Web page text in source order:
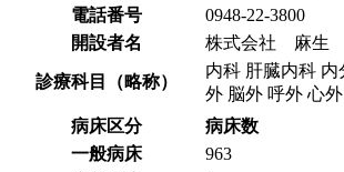
電話番号
0948-22-3800
開設者名
株式会社 麻
診療科目（略称）
内科 肝臓内科
外 脳外 呼外 心
病床区分
病床数
一般病床
963